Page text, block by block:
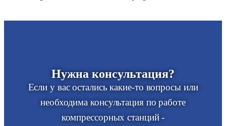
Нужна консультация?
Если у вас остались какие-то вопросы или
необходима консультация по работе
компрессорных станций -